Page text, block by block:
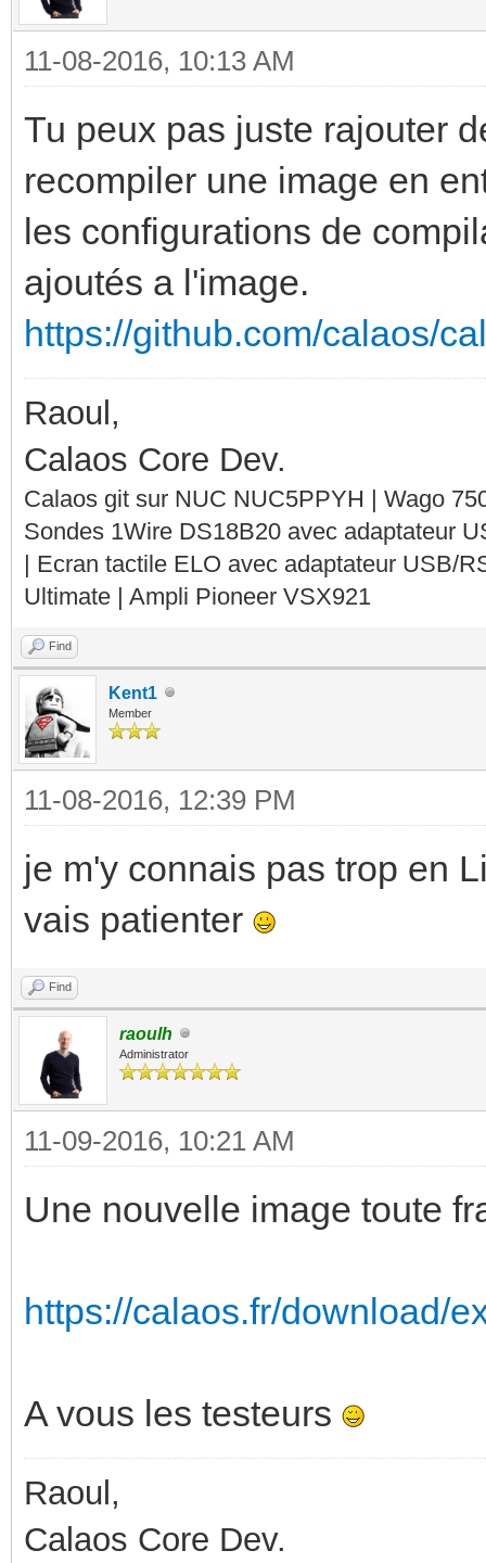
11-08-2016, 10:13 AM
Tu peux pas juste rajouter
recompiler une image en
les configurations de
ajoutés a l'image.
https://github.com/calaos/
Raoul,
Calaos Core Dev.
Calaos git sur NUC NUC5PPYH | Wago
Sondes 1Wire DS18B20 avec adaptateur
| Ecran tactile ELO avec adaptateur USB/
Ultimate | Ampli Pioneer VSX921
Find
Kent1
Member
11-08-2016, 12:39 PM
je m'y connais pas trop en
vais patienter
Find
raoulh
Administrator
11-09-2016, 10:21 AM
Une nouvelle image toute
https://calaos.fr/download/
A vous les testeurs
Raoul,
Calaos Core Dev.